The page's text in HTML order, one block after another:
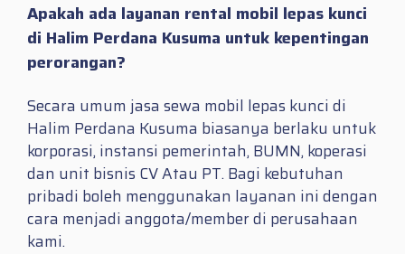
Apakah ada layanan rental mobil lepas kunci
di Halim Perdana Kusuma untuk kepentingan
perorangan?
Secara umum jasa sewa mobil lepas kunci di
Halim Perdana Kusuma biasanya berlaku untuk
korporasi, instansi pemerintah, BUMN, koperasi
dan unit bisnis CV Atau PT. Bagi kebutuhan
pribadi boleh menggunakan layanan ini dengan
cara menjadi anggota/member di perusahaan
kami.